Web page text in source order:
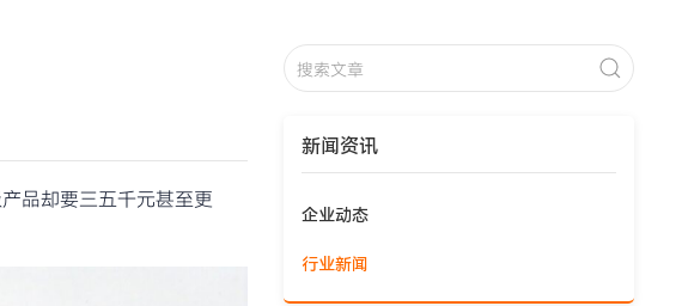
品却要三五千元甚至更
新闻资讯
企业动态
行业新闻